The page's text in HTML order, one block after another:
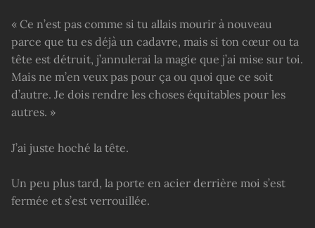
« Ce n’est pas comme si tu allais mourir à nouveau
parce que tu es déjà un cadavre, mais si ton cœur ou ta
tête est détruit, j’annulerai la magie que j’ai mise sur toi.
Mais ne m’en veux pas pour ça ou quoi que ce soit
d’autre. Je dois rendre les choses équitables pour les
autres. »
J’ai juste hoché la tête.
Un peu plus tard, la porte en acier derrière moi s’est
fermée et s’est verrouillée.